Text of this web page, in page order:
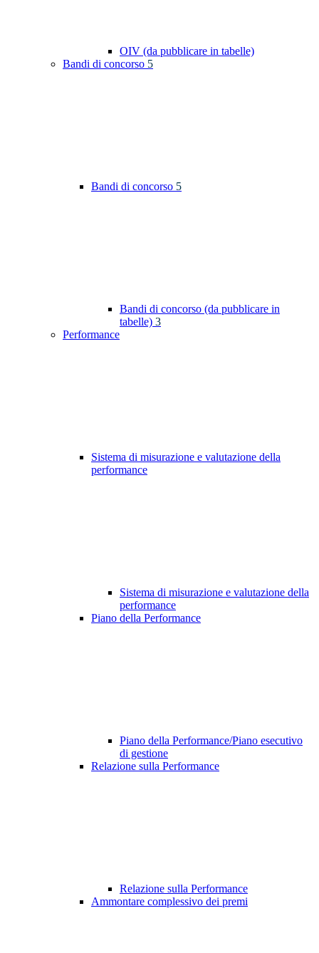
OIV (da pubblicare in tabelle)
Bandi di concorso 5
Bandi di concorso 5
Bandi di concorso (da pubblicare in
tabelle) 3
Performance
Sistema di misurazione e valutazione della
performance
Sistema di misurazione e valutazione della
performance
Piano della Performance
Piano della Performance/Piano esecutivo
di gestione
Relazione sulla Performance
Relazione sulla Performance
Ammontare complessivo dei premi